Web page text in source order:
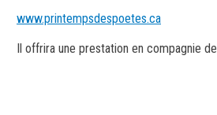
www.printempsdespoetes.ca
Il offrira une prestation en compagnie de